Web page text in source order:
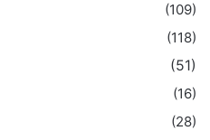
(109)
(118)
(51)
(16)
(28)